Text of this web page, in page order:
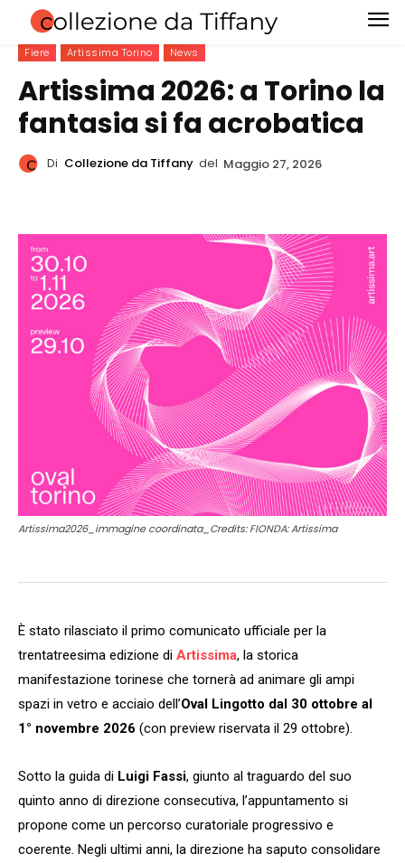
Fiere Artissima Torino News
Artissima 2026: a Torino la
fantasia si fa acrobatica
Di Collezione da Tiffany del Maggio 27, 2026
Artissima2026_immagine coordinata_Credits: FIONDA: Artissima
È stato rilasciato il primo comunicato ufficiale per la
trentatreesima edizione di Artissima, la storica
manifestazione torinese che tornerà ad animare gli ampi
spazi in vetro e acciaio dell’Oval Lingotto dal 30 ottobre al
1° novembre 2026 (con preview riservata il 29 ottobre).
Sotto la guida di Luigi Fassi, giunto al traguardo del suo
quinto anno di direzione consecutiva, l’appuntamento si
propone come un percorso curatoriale progressivo e
coerente. Negli ultimi anni, la direzione ha saputo consolidare